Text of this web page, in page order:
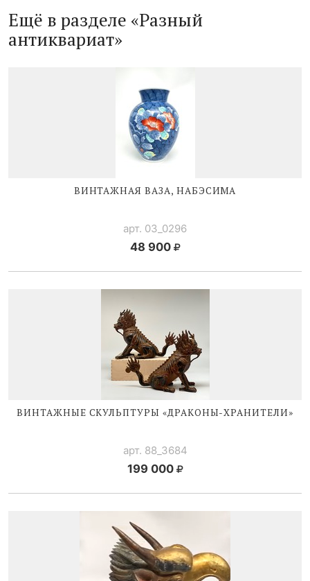
Ещё в разделе «Разный
антиквариат»
ВИНТАЖНАЯ ВАЗА, НАБЭСИМА
арт. 03_0296
48 900
ВИНТАЖНЫЕ СКУЛЬПТУРЫ «ДРАКОНЫ-ХРАНИТЕЛИ»
арт. 88_3684
199 000